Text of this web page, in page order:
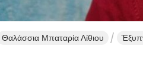
Θαλάσσια Μπαταρία Λίθιου